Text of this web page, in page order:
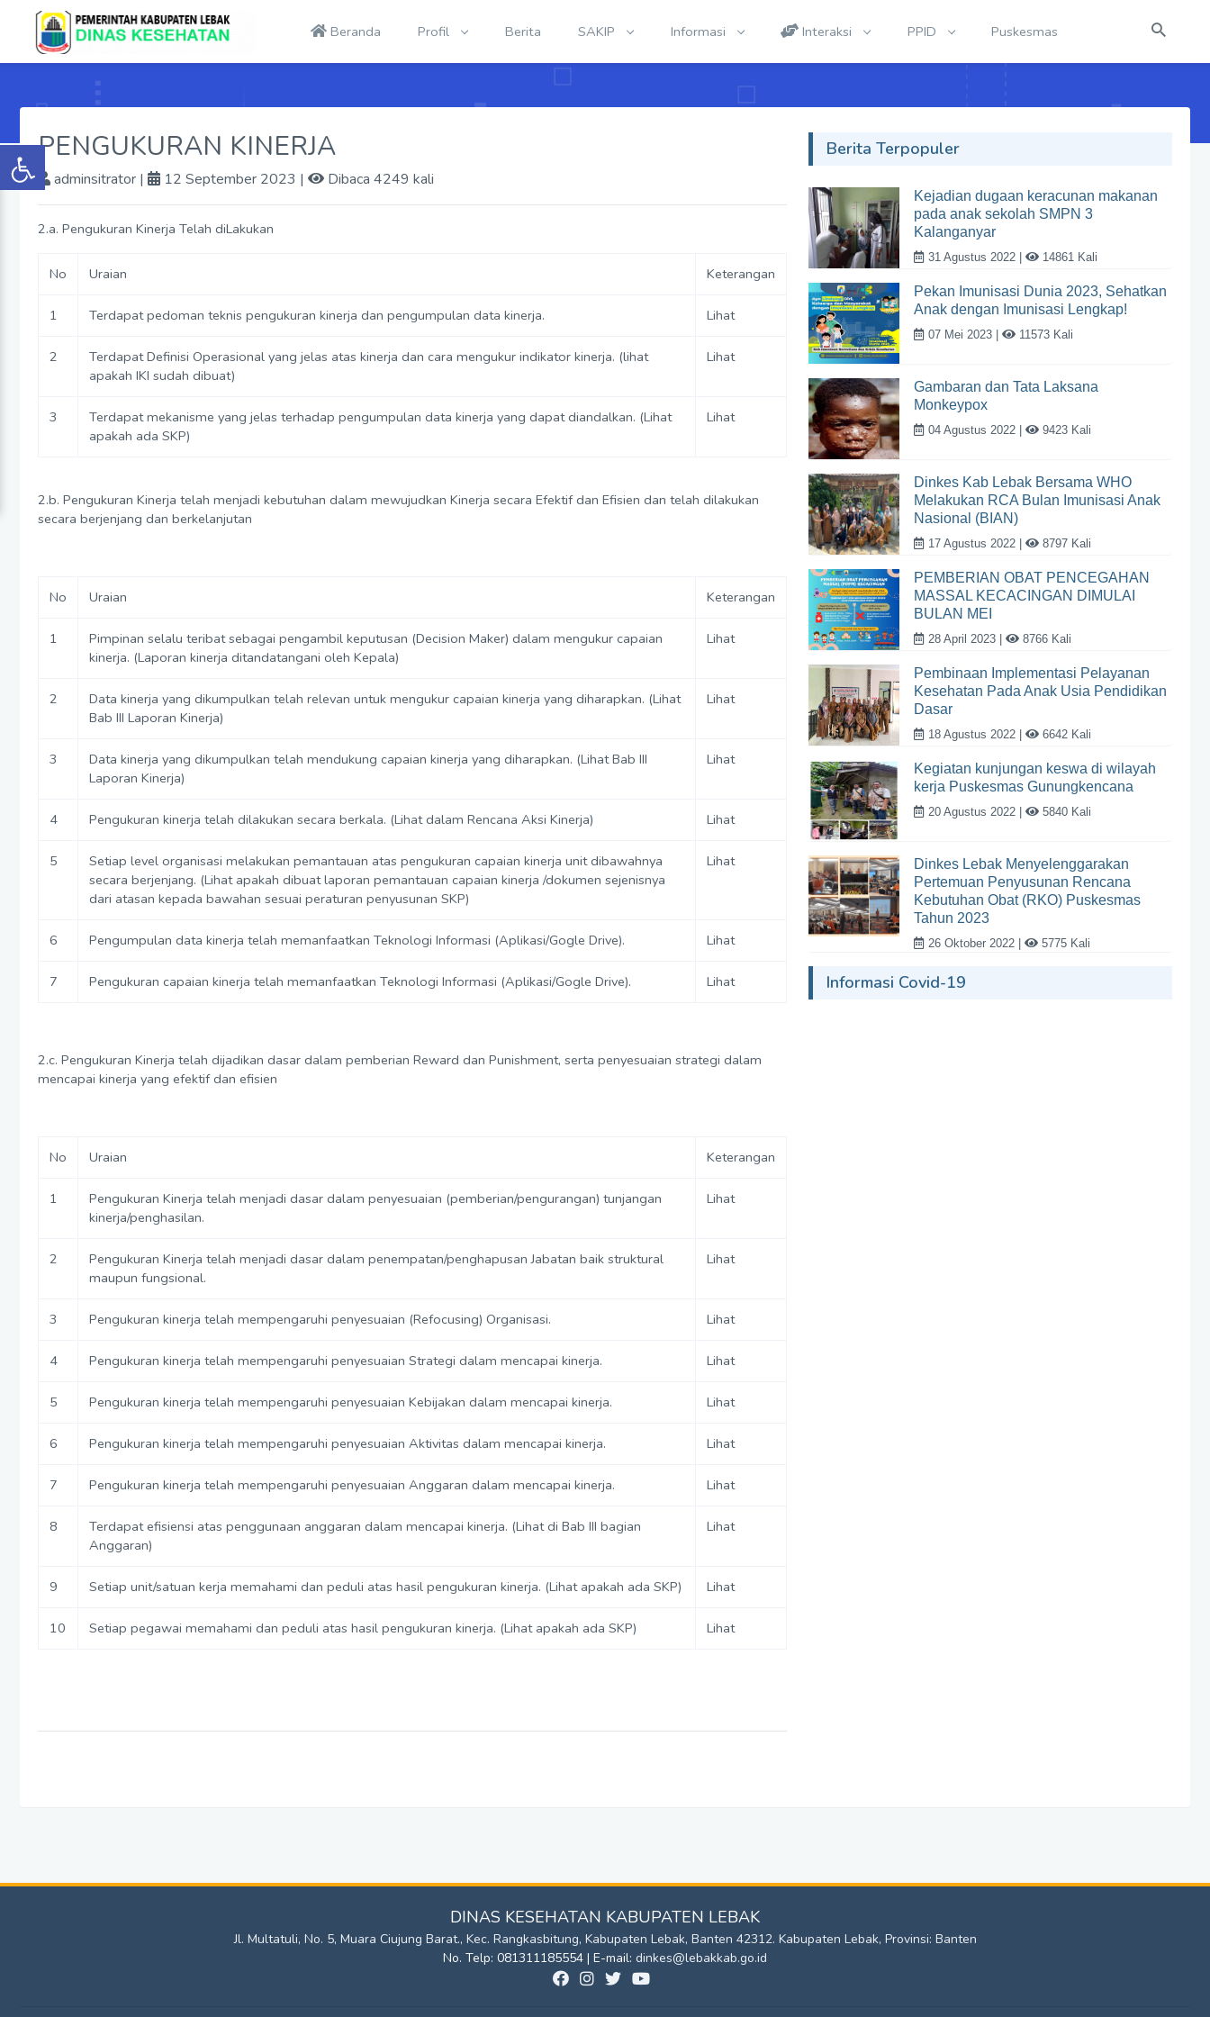
Beranda Profil Berita SAKIP Informasi Interaksi PPID Puskesmas
PENGUKURAN KINERJA
adminsitrator | 12 September 2023 | Dibaca 4249 kali
2.a. Pengukuran Kinerja Telah diLakukan
No Uraian Keterangan
1 Terdapat pedoman teknis pengukuran kinerja dan pengumpulan data kinerja. Lihat
2
Terdapat Definisi Operasional yang jelas atas kinerja dan cara mengukur indikator kinerja. (lihat
apakah IKI sudah dibuat)
Lihat
3
Terdapat mekanisme yang jelas terhadap pengumpulan data kinerja yang dapat diandalkan. (Lihat
apakah ada SKP)
Lihat
2.b. Pengukuran Kinerja telah menjadi kebutuhan dalam mewujudkan Kinerja secara Efektif dan Efisien dan telah dilakukan
secara berjenjang dan berkelanjutan
No Uraian Keterangan
1
Pimpinan selalu teribat sebagai pengambil keputusan (Decision Maker) dalam mengukur capaian
kinerja. (Laporan kinerja ditandatangani oleh Kepala)
Lihat
2
Data kinerja yang dikumpulkan telah relevan untuk mengukur capaian kinerja yang diharapkan. (Lihat
Bab III Laporan Kinerja)
Lihat
3
Data kinerja yang dikumpulkan telah mendukung capaian kinerja yang diharapkan. (Lihat Bab III
Laporan Kinerja)
Lihat
4 Pengukuran kinerja telah dilakukan secara berkala. (Lihat dalam Rencana Aksi Kinerja) Lihat
5
Setiap level organisasi melakukan pemantauan atas pengukuran capaian kinerja unit dibawahnya
secara berjenjang. (Lihat apakah dibuat laporan pemantauan capaian kinerja /dokumen sejenisnya
dari atasan kepada bawahan sesuai peraturan penyusunan SKP)
Lihat
6 Pengumpulan data kinerja telah memanfaatkan Teknologi Informasi (Aplikasi/Gogle Drive). Lihat
7 Pengukuran capaian kinerja telah memanfaatkan Teknologi Informasi (Aplikasi/Gogle Drive). Lihat
2.c. Pengukuran Kinerja telah dijadikan dasar dalam pemberian Reward dan Punishment, serta penyesuaian strategi dalam
mencapai kinerja yang efektif dan efisien
No Uraian Keterangan
1
Pengukuran Kinerja telah menjadi dasar dalam penyesuaian (pemberian/pengurangan) tunjangan
kinerja/penghasilan.
Lihat
2
Pengukuran Kinerja telah menjadi dasar dalam penempatan/penghapusan Jabatan baik struktural
maupun fungsional.
Lihat
3 Pengukuran kinerja telah mempengaruhi penyesuaian (Refocusing) Organisasi. Lihat
4 Pengukuran kinerja telah mempengaruhi penyesuaian Strategi dalam mencapai kinerja. Lihat
5 Pengukuran kinerja telah mempengaruhi penyesuaian Kebijakan dalam mencapai kinerja. Lihat
6 Pengukuran kinerja telah mempengaruhi penyesuaian Aktivitas dalam mencapai kinerja. Lihat
7 Pengukuran kinerja telah mempengaruhi penyesuaian Anggaran dalam mencapai kinerja. Lihat
8
Terdapat efisiensi atas penggunaan anggaran dalam mencapai kinerja. (Lihat di Bab III bagian
Anggaran)
Lihat
9 Setiap unit/satuan kerja memahami dan peduli atas hasil pengukuran kinerja. (Lihat apakah ada SKP) Lihat
10 Setiap pegawai memahami dan peduli atas hasil pengukuran kinerja. (Lihat apakah ada SKP) Lihat
Berita Terpopuler
Kejadian dugaan keracunan makanan
pada anak sekolah SMPN 3
Kalanganyar
31 Agustus 2022 | 14861 Kali
Pekan Imunisasi Dunia 2023, Sehatkan
Anak dengan Imunisasi Lengkap!
07 Mei 2023 | 11573 Kali
Gambaran dan Tata Laksana
Monkeypox
04 Agustus 2022 | 9423 Kali
Dinkes Kab Lebak Bersama WHO
Melakukan RCA Bulan Imunisasi Anak
Nasional (BIAN)
17 Agustus 2022 | 8797 Kali
PEMBERIAN OBAT PENCEGAHAN
MASSAL KECACINGAN DIMULAI
BULAN MEI
28 April 2023 | 8766 Kali
Pembinaan Implementasi Pelayanan
Kesehatan Pada Anak Usia Pendidikan
Dasar
18 Agustus 2022 | 6642 Kali
Kegiatan kunjungan keswa di wilayah
kerja Puskesmas Gunungkencana
20 Agustus 2022 | 5840 Kali
Dinkes Lebak Menyelenggarakan
Pertemuan Penyusunan Rencana
Kebutuhan Obat (RKO) Puskesmas
Tahun 2023
26 Oktober 2022 | 5775 Kali
Informasi Covid-19
DINAS KESEHATAN KABUPATEN LEBAK
Jl. Multatuli, No. 5, Muara Ciujung Barat., Kec. Rangkasbitung, Kabupaten Lebak, Banten 42312. Kabupaten Lebak, Provinsi: Banten
No. Telp: 081311185554 | E-mail: dinkes@lebakkab.go.id